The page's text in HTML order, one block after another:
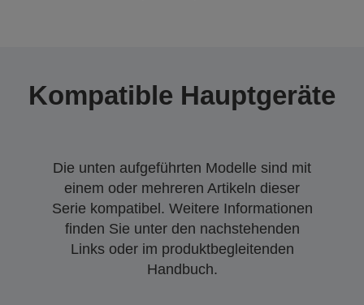
Kompatible Hauptgeräte
Die unten aufgeführten Modelle sind mit
einem oder mehreren Artikeln dieser
Serie kompatibel. Weitere Informationen
finden Sie unter den nachstehenden
Links oder im produktbegleitenden
Handbuch.